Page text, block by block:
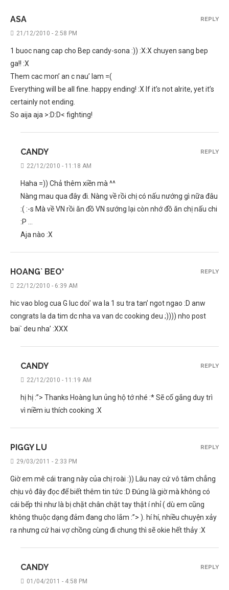
ASA
21/12/2010 - 2:58 PM
1 buoc nang cap cho Bep candy-sona :)) :X:X chuyen sang bep
ga!! :X
Them cac mon’ an c nau’ lam =(
Everything will be all fine. happy ending! :X If it’s not alrite, yet it’s
certainly not ending.
So aija aja >:D:D< fighting!
REPLY
CANDY
22/12/2010 - 11:18 AM
Haha =)) Chả thêm xiền mà ^^
Nàng mau qua đây đi. Nàng về rồi chị có nấu nướng gì nữa đâu
:( :-s Mà về VN rồi ăn đồ VN sướng lại còn nhớ đồ ăn chị nấu chi
:P …
Aja nào :X
REPLY
HOANG` BEO'
22/12/2010 - 6:39 AM
hic vao blog cua G luc doi’ wa la 1 su tra tan’ ngot ngao :D anw
congrats la da tim dc nha va van dc cooking deu ;)))) nho post
bai` deu nha’ :XXX
REPLY
CANDY
22/12/2010 - 11:19 AM
hị hị :”> Thanks Hoàng lun ủng hộ tớ nhé :* Sẽ cố gắng duy trì
vì niềm iu thích cooking :X
REPLY
PIGGY LU
29/03/2011 - 2:33 PM
Giờ em mê cái trang này của chị roài :)) Lâu nay cứ vô tâm chẳng
chịu vô đây đọc để biết thêm tin tức :D Đúng là giờ mà không có
cái bếp thì như là bị chặt chân chặt tay thật í nhỉ ( dù em cũng
không thuộc dạng đảm đang cho lắm :”> ). hí hí, nhiều chuyện xảy
ra nhưng cứ hai vợ chồng cùng đi chung thì sẽ okie hết thảy :X
REPLY
CANDY
01/04/2011 - 4:58 PM
REPLY